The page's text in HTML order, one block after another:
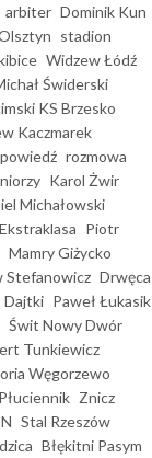
arbiter Dominik Kun
stadion
Widzew Łódź
Świderski
KS Brzesko
Kaczmarek
rozmowa
Karol Żwir
Michałowski
Ekstraklasa Piotr
Mamry Giżycko
Stefanowicz Drwęca
Dajtki Paweł Łukasik
Świt Nowy Dwór
Tunkiewicz
Węgorzewo
Znicz
Stal Rzeszów
Błękitni Pasym